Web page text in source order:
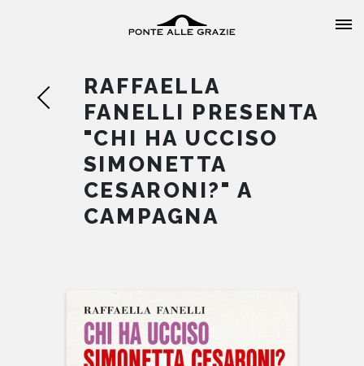
HOME
CHI SIAMO
AUTORI
EVENTI
RAFFAELLA
FANELLI PRESENTA
"CHI HA UCCISO
SIMONETTA
CESARONI?" A
CAMPAGNA